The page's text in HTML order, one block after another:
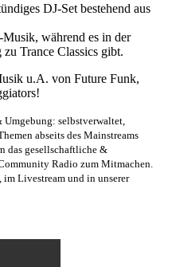
DJ-Set bestehend aus
während es in der
Trance Classics gibt.
u.A. von Future Funk,
selbstverwaltet,
abseits des Mainstreams
das gesellschaftliche &
Radio zum Mitmachen.
Livestream und in unserer